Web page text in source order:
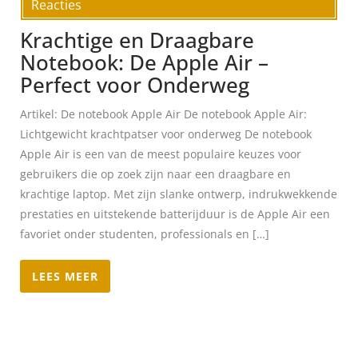
Reacties
Krachtige en Draagbare
Notebook: De Apple Air –
Perfect voor Onderweg
Artikel: De notebook Apple Air De notebook Apple Air:
Lichtgewicht krachtpatser voor onderweg De notebook
Apple Air is een van de meest populaire keuzes voor
gebruikers die op zoek zijn naar een draagbare en
krachtige laptop. Met zijn slanke ontwerp, indrukwekkende
prestaties en uitstekende batterijduur is de Apple Air een
favoriet onder studenten, professionals en […]
LEES MEER